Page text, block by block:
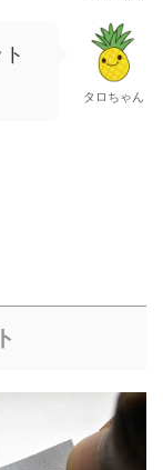
タロちゃん